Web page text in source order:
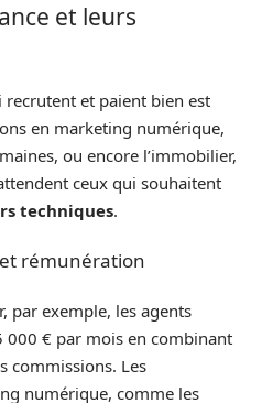
et leurs
recrutent et paient bien est
en marketing numérique,
ou encore l’immobilier,
ceux qui souhaitent
techniques.
rémunération
par exemple, les agents
000 € par mois en combinant
commissions. Les
numérique, comme les